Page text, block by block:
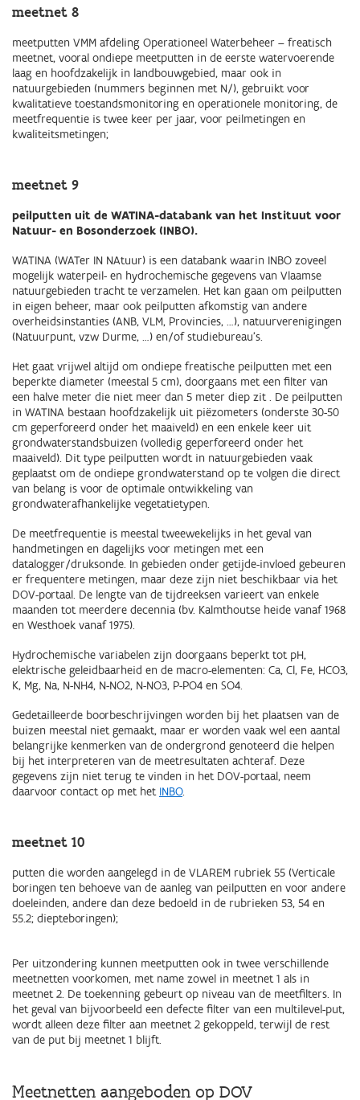
meetnet 8
meetputten VMM afdeling Operationeel Waterbeheer – freatisch
meetnet, vooral ondiepe meetputten in de eerste watervoerende
laag en hoofdzakelijk in landbouwgebied, maar ook in
natuurgebieden (nummers beginnen met N/), gebruikt voor
kwalitatieve toestandsmonitoring en operationele monitoring, de
meetfrequentie is twee keer per jaar, voor peilmetingen en
kwaliteitsmetingen;
meetnet 9
peilputten uit de WATINA-databank van het Instituut voor
Natuur- en Bosonderzoek (INBO).
WATINA (WATer IN NAtuur) is een databank waarin INBO zoveel
mogelijk waterpeil- en hydrochemische gegevens van Vlaamse
natuurgebieden tracht te verzamelen. Het kan gaan om peilputten
in eigen beheer, maar ook peilputten afkomstig van andere
overheidsinstanties (ANB, VLM, Provincies, …), natuurverenigingen
(Natuurpunt, vzw Durme, …) en/of studiebureau’s.
Het gaat vrijwel altijd om ondiepe freatische peilputten met een
beperkte diameter (meestal 5 cm), doorgaans met een filter van
een halve meter die niet meer dan 5 meter diep zit . De peilputten
in WATINA bestaan hoofdzakelijk uit piëzometers (onderste 30-50
cm geperforeerd onder het maaiveld) en een enkele keer uit
grondwaterstandsbuizen (volledig geperforeerd onder het
maaiveld). Dit type peilputten wordt in natuurgebieden vaak
geplaatst om de ondiepe grondwaterstand op te volgen die direct
van belang is voor de optimale ontwikkeling van
grondwaterafhankelijke vegetatietypen.
De meetfrequentie is meestal tweewekelijks in het geval van
handmetingen en dagelijks voor metingen met een
datalogger/druksonde. In gebieden onder getijde-invloed gebeuren
er frequentere metingen, maar deze zijn niet beschikbaar via het
DOV-portaal. De lengte van de tijdreeksen varieert van enkele
maanden tot meerdere decennia (bv. Kalmthoutse heide vanaf 1968
en Westhoek vanaf 1975).
Hydrochemische variabelen zijn doorgaans beperkt tot pH,
elektrische geleidbaarheid en de macro-elementen: Ca, Cl, Fe, HCO3,
K, Mg, Na, N-NH4, N-NO2, N-NO3, P-PO4 en SO4.
Gedetailleerde boorbeschrijvingen worden bij het plaatsen van de
buizen meestal niet gemaakt, maar er worden vaak wel een aantal
belangrijke kenmerken van de ondergrond genoteerd die helpen
bij het interpreteren van de meetresultaten achteraf. Deze
gegevens zijn niet terug te vinden in het DOV-portaal, neem
daarvoor contact op met het INBO.
meetnet 10
putten die worden aangelegd in de VLAREM rubriek 55 (Verticale
boringen ten behoeve van de aanleg van peilputten en voor andere
doeleinden, andere dan deze bedoeld in de rubrieken 53, 54 en
55.2; diepteboringen);
Per uitzondering kunnen meetputten ook in twee verschillende
meetnetten voorkomen, met name zowel in meetnet 1 als in
meetnet 2. De toekenning gebeurt op niveau van de meetfilters. In
het geval van bijvoorbeeld een defecte filter van een multilevel-put,
wordt alleen deze filter aan meetnet 2 gekoppeld, terwijl de rest
van de put bij meetnet 1 blijft.
Meetnetten aangeboden op DOV